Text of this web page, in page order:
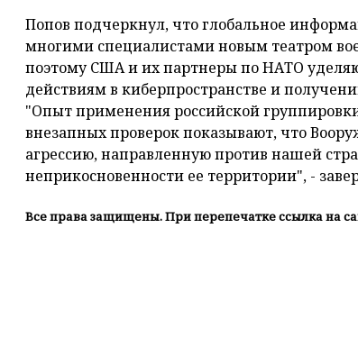
Попов подчеркнул, что глобальное
многими специалистами новым театром
поэтому США и их партнеры по НАТО
действиям в киберпространстве и
"Опыт применения российской
внезапных проверок показывают, что
агрессию, направленную против нашей
неприкосновенности ее территории", -
Все права защищены. При перепечатке ссылка на